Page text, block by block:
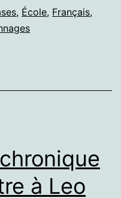
, École, Français,
à Leo